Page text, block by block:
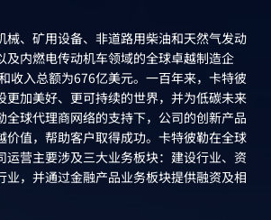
械、矿用设备、非道路用柴油和天然气发动
及内燃电传动机车领域的全球卓越制造企
收入总额为676亿美元。一百年来，卡特彼
更加美好、更可持续的世界，并为低碳未来
全球代理商网络的支持下，公司的创新产品
价值，帮助客户取得成功。卡特彼勒在全球
运营主要涉及三大业务板块：建设行业、资
业，并通过金融产品业务板块提供融资及相